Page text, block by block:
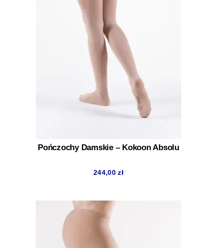
Pończochy Damskie – Kokoon Absolu
244,00zł